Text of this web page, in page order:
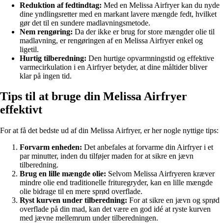
Reduktion af fedtindtag: Med en Melissa Airfryer kan du nyde
dine yndlingsretter med en markant lavere mængde fedt, hvilket
gør det til en sundere madlavningsmetode.
Nem rengøring: Da der ikke er brug for store mængder olie til
madlavning, er rengøringen af en Melissa Airfryer enkel og
ligetil.
Hurtig tilberedning: Den hurtige opvarmningstid og effektive
varmecirkulation i en Airfryer betyder, at dine måltider bliver
klar på ingen tid.
Tips til at bruge din Melissa Airfryer
effektivt
For at få det bedste ud af din Melissa Airfryer, er her nogle nyttige tips:
Forvarm enheden: Det anbefales at forvarme din Airfryer i et
par minutter, inden du tilføjer maden for at sikre en jævn
tilberedning.
Brug en lille mængde olie: Selvom Melissa Airfryeren kræver
mindre olie end traditionelle frituregryder, kan en lille mængde
olie bidrage til en mere sprød overflade.
Ryst kurven under tilberedning: For at sikre en jævn og sprød
overflade på din mad, kan det være en god idé at ryste kurven
med jævne mellemrum under tilberedningen.